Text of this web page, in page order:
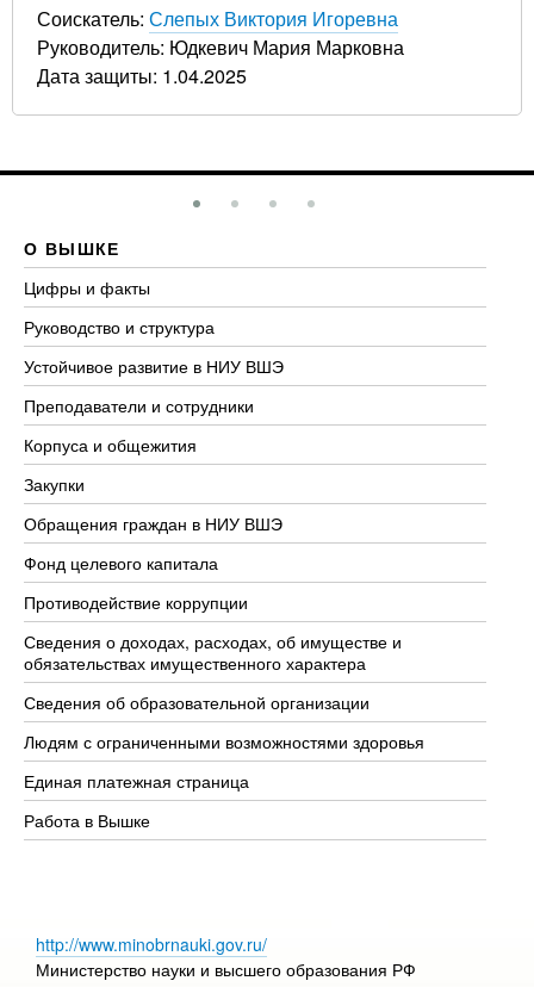
Соискатель: Слепых Виктория Игоревна
Руководитель: Юдкевич Мария Марковна
Дата защиты: 1.04.2025
О ВЫШКЕ
Цифры и факты
Руководство и структура
Устойчивое развитие в НИУ ВШЭ
Преподаватели и сотрудники
Корпуса и общежития
Закупки
Обращения граждан в НИУ ВШЭ
Фонд целевого капитала
Противодействие коррупции
Сведения о доходах, расходах, об имуществе и
обязательствах имущественного характера
Сведения об образовательной организации
Людям с ограниченными возможностями здоровья
Единая платежная страница
Работа в Вышке
http://www.minobrnauki.gov.ru/
Министерство науки и высшего образования РФ